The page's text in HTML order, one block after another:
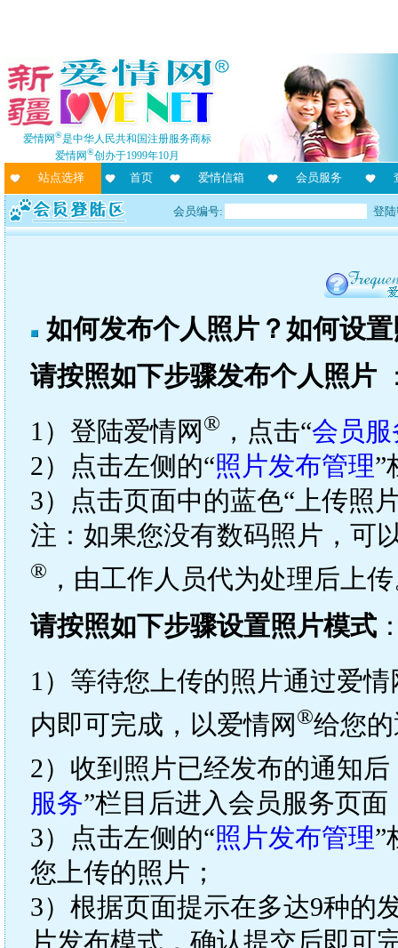
爱情网®是中华人民共和国注册服务商标
爱情网®创办于1999年10月
站点选择 首页 爱情信箱 会员服务
会员编号: 登
如何发布个人照片？如何设
请按照如下步骤发布个人照片
1）登陆爱情网 ® ，点击“会员服
2）点击左侧的“照片发布管理”
3）点击页面中的蓝色“上传照
注：如果您没有数码照片，可
® ，由工作人员代为处理后上
请按照如下步骤设置照片模式
1）等待您上传的照片通过爱情
内即可完成，以爱情网 ®给您
2）收到照片已经发布的通知
服务”栏目后进入会员服务页面
3）点击左侧的“照片发布管理”
您上传的照片；
3）根据页面提示在多达9种的
片发布模式，确认提交后即可